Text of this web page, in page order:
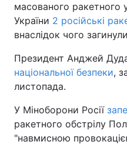
масованого ракетного
України 2 російські
внаслідок чого
Президент Анджей
національної безпеки,
листопада.
У Міноборони Росії
ракетного обстрілу
"навмисною